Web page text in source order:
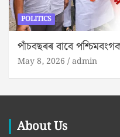
POLITICS
পাঁচবছৰৰ বাবে
May 8, 2026 admin
About Us